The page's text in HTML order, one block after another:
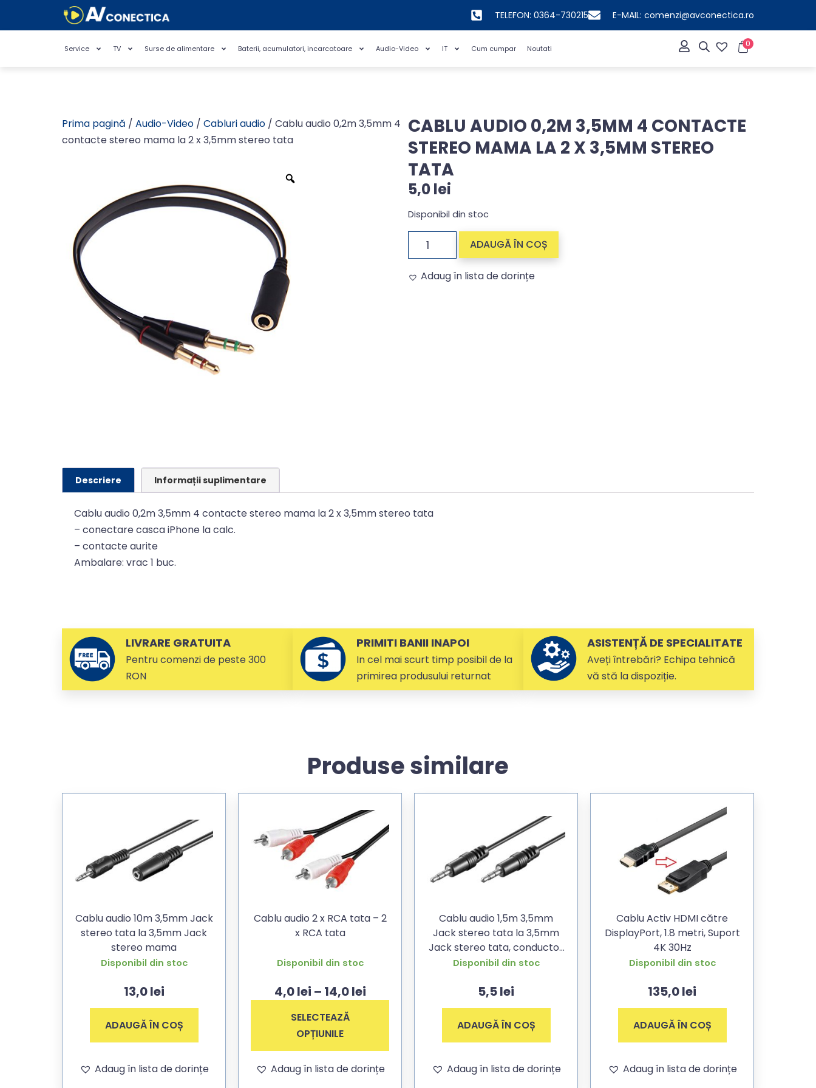
TELEFON: 0364-730215 E-MAIL: comenzi@avconectica.ro
Service TV Surse de alimentare Baterii, acumulatori, incarcatoare Audio-Video IT Cum cumpar Noutati 0
Prima pagină / Audio-Video / Cabluri audio / Cablu audio 0,2m 3,5mm 4
contacte stereo mama la 2 x 3,5mm stereo tata
CABLU AUDIO 0,2M 3,5MM 4 CONTACTE
STEREO MAMA LA 2 X 3,5MM STEREO
TATA
5,0lei
Disponibil din stoc
ADAUGĂ ÎN COȘ
Adaug în lista de dorințe
Descriere Informații suplimentare
Cablu audio 0,2m 3,5mm 4 contacte stereo mama la 2 x 3,5mm stereo tata
– conectare casca iPhone la calc.
– contacte aurite
Ambalare: vrac 1 buc.
LIVRARE GRATUITA
Pentru comenzi de peste 300
RON
PRIMITI BANII INAPOI
In cel mai scurt timp posibil de la
primirea produsului returnat
ASISTENȚĂ DE SPECIALITATE
Aveți întrebări? Echipa tehnică
vă stă la dispoziție.
Produse similare
Cablu audio 10m 3,5mm Jack
stereo tata la 3,5mm Jack
stereo mama
Disponibil din stoc
13,0lei
ADAUGĂ ÎN COȘ
Adaug în lista de dorințe
Cablu audio 2 x RCA tata – 2
x RCA tata
Disponibil din stoc
4,0lei – 14,0lei
SELECTEAZĂ
OPȚIUNILE
Adaug în lista de dorințe
Cablu audio 1,5m 3,5mm
Jack stereo tata la 3,5mm
Jack stereo tata, conductor
cupru
Disponibil din stoc
5,5lei
ADAUGĂ ÎN COȘ
Adaug în lista de dorințe
Cablu Activ HDMI către
DisplayPort, 1.8 metri, Suport
4K 30Hz
Disponibil din stoc
135,0lei
ADAUGĂ ÎN COȘ
Adaug în lista de dorințe